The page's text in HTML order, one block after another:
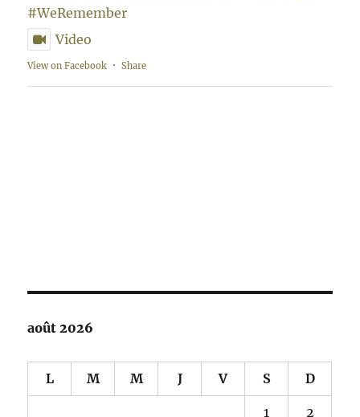
#WeRemember
Video
View on Facebook · Share
août 2026
L M M J V S D
1 2